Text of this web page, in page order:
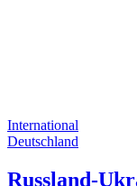
International
Deutschland
Russland-